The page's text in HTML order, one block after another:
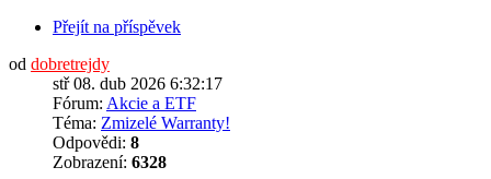
Přejít na příspěvek
od dobretrejdy
stř 08. dub 2026 6:32:17
Fórum: Akcie a ETF
Téma: Zmizelé Warranty!
Odpovědi: 8
Zobrazení: 6328